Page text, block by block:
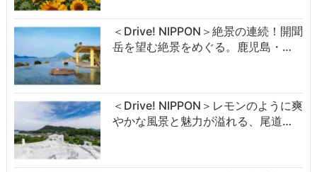
＜Drive! NIPPON＞絶景の連続！開聞
岳を望む絶景をめぐる。鹿児島・…
＜Drive! NIPPON＞レモンのように爽
やかな風景と魅力が溢れる、尾道…